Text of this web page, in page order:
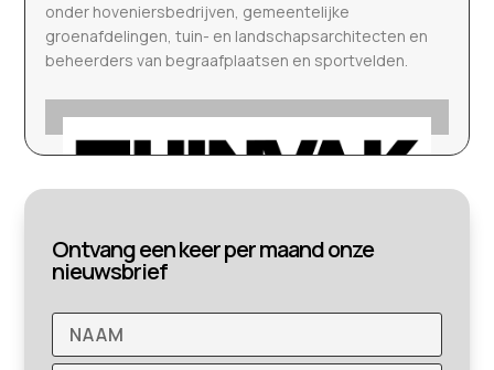
onder hoveniersbedrijven, gemeentelijke
groenafdelingen, tuin- en landschapsarchitecten en
beheerders van begraafplaatsen en sportvelden.
Ontvang een keer per maand onze
nieuwsbrief